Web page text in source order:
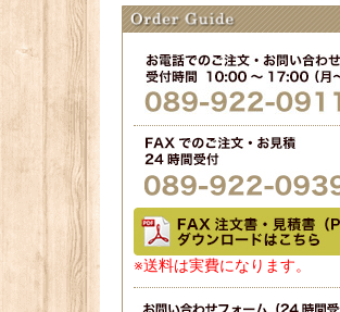
※送料は実費になります。